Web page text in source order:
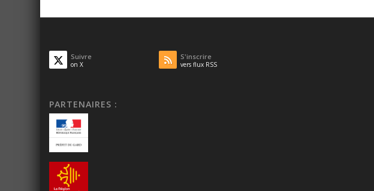
Suivre
on X
S'inscrire
vers flux RSS
PARTENAIRES :